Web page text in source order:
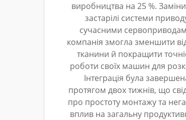
виробництва на 25 %.
застарілі системи
сучасними
компанія змогла зменшити
тканини й покращити
роботи своїх машин для
Інтеграція була
протягом двох тижнів, що
про простоту монтажу та
вплив на загальну